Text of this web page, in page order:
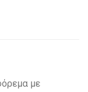
με